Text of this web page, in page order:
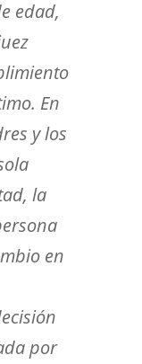
edad,
En
y los
la
en
por